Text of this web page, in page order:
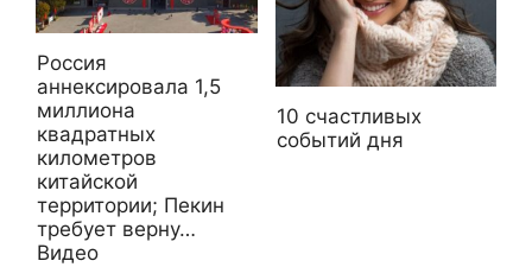
Россия
аннексировала 1,5
миллиона
квадратных
километров
китайской
территории; Пекин
требует верну…
Видео
10 счастливых
событий дня